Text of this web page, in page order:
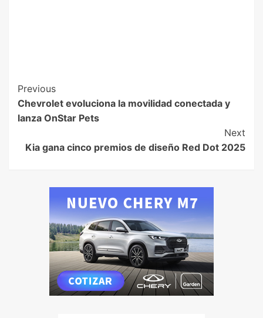
Previous
Chevrolet evoluciona la movilidad conectada y
lanza OnStar Pets
Next
Kia gana cinco premios de diseño Red Dot 2025